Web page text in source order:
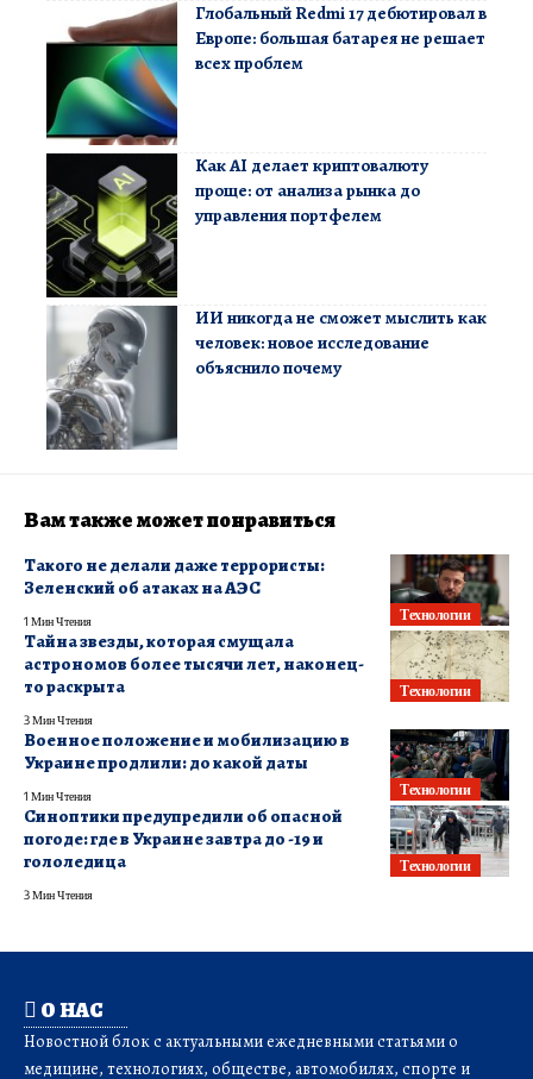
Глобальный Redmi 17 дебютировал в
Европе: большая батарея не решает
всех проблем
Как AI делает криптовалюту
проще: от анализа рынка до
управления портфелем
ИИ никогда не сможет мыслить как
человек: новое исследование
объяснило почему
Вам также может понравиться
Технологии
Такого не делали даже террористы:
Зеленский об атаках на АЭС
1 Мин Чтения
Технологии
Тайна звезды, которая смущала
астрономов более тысячи лет, наконец-
то раскрыта
3 Мин Чтения
Технологии
Военное положение и мобилизацию в
Украине продлили: до какой даты
1 Мин Чтения
Технологии
Синоптики предупредили об опасной
погоде: где в Украине завтра до -19 и
гололедица
3 Мин Чтения
О НАС
Новостной блок с актуальными ежедневными статьями о
медицине, технологиях, обществе, автомобилях, спорте и